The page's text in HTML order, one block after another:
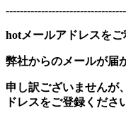
hotメールアドレスを
弊社からのメールが届
申し訳ございませんが
ドレスをご登録くださ